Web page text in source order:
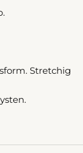
Stretchig